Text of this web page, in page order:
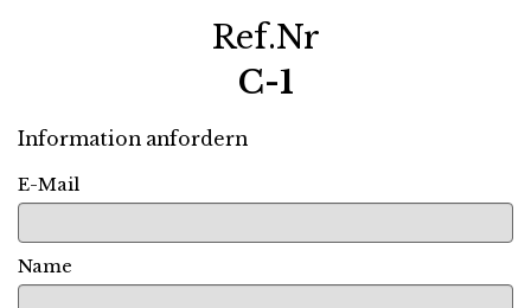
Ref.Nr
C-1
Information anfordern
E-Mail
Name